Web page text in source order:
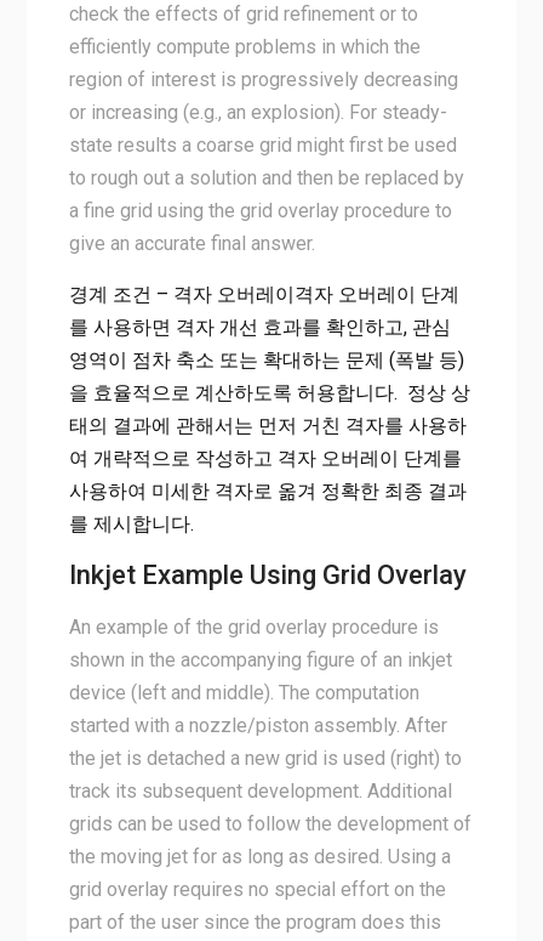
check the effects of grid refinement or to
efficiently compute problems in which the
region of interest is progressively decreasing
or increasing (e.g., an explosion). For steady-
state results a coarse grid might first be used
to rough out a solution and then be replaced by
a fine grid using the grid overlay procedure to
give an accurate final answer.
경계 조건 – 격자 오버레이격자 오버레이 단계
를 사용하면 격자 개선 효과를 확인하고, 관심
영역이 점차 축소 또는 확대하는 문제 (폭발 등)
을 효율적으로 계산하도록 허용합니다. 정상 상
태의 결과에 관해서는 먼저 거친 격자를 사용하
여 개략적으로 작성하고 격자 오버레이 단계를
사용하여 미세한 격자로 옮겨 정확한 최종 결과
를 제시합니다.
Inkjet Example Using Grid Overlay
An example of the grid overlay procedure is
shown in the accompanying figure of an inkjet
device (left and middle). The computation
started with a nozzle/piston assembly. After
the jet is detached a new grid is used (right) to
track its subsequent development. Additional
grids can be used to follow the development of
the moving jet for as long as desired. Using a
grid overlay requires no special effort on the
part of the user since the program does this